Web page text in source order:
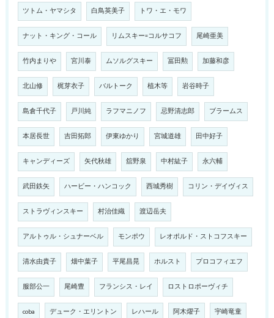
ツトム・ヤマシタ 白鳥英美子 トワ・エ・モワ
ナット・キング・コール リムスキー=コルサコフ 尾崎亜美
竹内まりや 宮川泰 ムソルグスキー 冨田勲 加藤和彦
北山修 梶芽衣子 バルトーク 植木等 岩谷時子
島倉千代子 戸川純 ラフマニノフ 忌野清志郎 ブラームス
本居長世 吉田拓郎 伊東ゆかり 宮城道雄 田中好子
キャンディーズ 矢代秋雄 舘野泉 中村紘子 永六輔
武田鉄矢 ハービー・ハンコック 西城秀樹 コリン・デイヴィス
ストラヴィンスキー 村治佳織 渡辺岳夫
アルトゥル・シュナーベル モンポウ レオポルド・ストコフスキー
清水由貴子 畑中葉子 平尾昌晃 ホルスト プロコフィエフ
服部公一 尾崎豊 フランシス・レイ ロストロポーヴィチ
coba デューク・エリントン レハール 阿木燿子 宇崎竜童